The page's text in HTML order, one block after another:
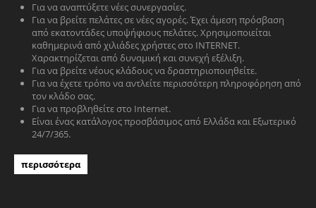
Για να αναπτύξετε νέες συνεργασίες.
Για να βρείτε πελάτες σε νέες αγορές. Έχει άμεση πρόσβαση
από εκατοντάδες υποψήφιους πελάτες. Χρησιμοποιείται
καθημερινά από χιλιάδες χρήστες στο INTERNET.
Χαρακτηρίζεται από δυναμική και συνεχή εξέλιξη.
Για να βρείτε νέους κλάδους να δραστηριοποιηθείτε.
Για να έχετε τρόπο να αντλείτε περισσότερη πληροφόρηση από
τον κλάδο σας.
Για να προβληθείτε στο Internet.
Είναι ένας κατάλογος προσβάσιμος από Ελλάδα και Εξωτερικό
24/7/365.
περισσότερα